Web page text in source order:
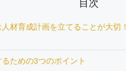
材育成計画を立てることが大切！
ための3つのポイント